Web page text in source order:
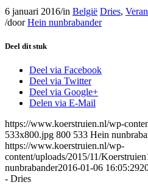
6 januari 2016/in België Dries,
/doorHein nunbrabander
Deel dit stuk
Deel via Facebook
Deel via Twitter
Deel via Google+
Delen via E-Mail
https://www.koerstruien.nl/wp-
533x800.jpg 800 533 Hein
https://www.koerstruien.nl/wp-
content/uploads/2015/11/
nunbrabander2016-01-06 16:05:29
- Dries